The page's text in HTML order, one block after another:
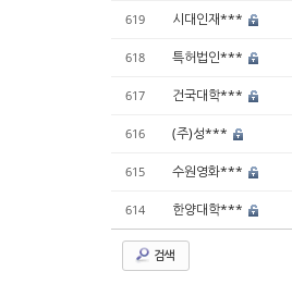
619 시대인재***
618 특허법인***
617 건국대학***
616 (주)성***
615 수원영화***
614 한양대학***
검색